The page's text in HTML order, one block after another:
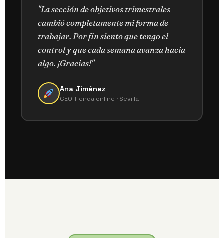
"La sección de objetivos trimestrales
cambió completamente mi forma de
trabajar. Por fin siento que tengo el
control y que cada semana avanza hacia
algo. ¡Gracias!"
Ana Jiménez
CEO Tienda online · Sevilla